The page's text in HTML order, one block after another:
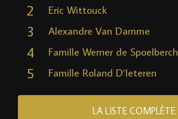
2 Eric Wittouck
3 Alexandre Van Damme
4 Famille Werner de Spoelberch
5 Famille Roland D’Ieteren
LA LISTE COMPLÈTE